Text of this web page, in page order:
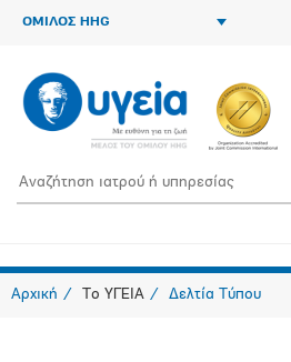
ΟΜΙΛΟΣ HHG
Αρχική Το ΥΓΕΙΑ Δελτία Τύπου